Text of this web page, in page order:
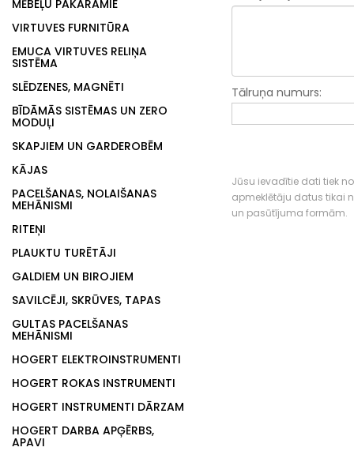
MĒBEĻU PAKARAMIE
VIRTUVES FURNITŪRA
EMUCA VIRTUVES RELIŅA
SISTĒMA
SLĒDZENES, MAGNĒTI
BĪDĀMĀS SISTĒMAS UN ZERO
MODUĻI
SKAPJIEM UN GARDEROBĒM
KĀJAS
PACELŠANAS, NOLAIŠANAS
MEHĀNISMI
RITEŅI
PLAUKTU TURĒTĀJI
GALDIEM UN BIROJIEM
SAVILCĒJI, SKRŪVES, TAPAS
GULTAS PACELŠANAS
MEHĀNISMI
HOGERT ELEKTROINSTRUMENTI
HOGERT ROKAS INSTRUMENTI
HOGERT INSTRUMENTI DĀRZAM
HOGERT DARBA APĢĒRBS,
APAVI
Tālruņa numurs:
Jūsu ievadītie dati tiek
apmeklētāju datus tikai
un pasūtījuma formām.